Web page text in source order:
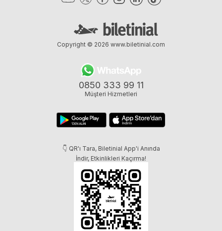
0850 333 99 11
Müşteri Hizmetleri
👇 QR'ı Tara, Biletinial App'i Anında
İndir, Etkinlikleri Kaçırma!
Copyright © 2026 www.biletinial.com